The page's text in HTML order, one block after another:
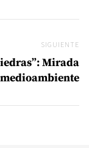
SIGUIENTE
Mirada